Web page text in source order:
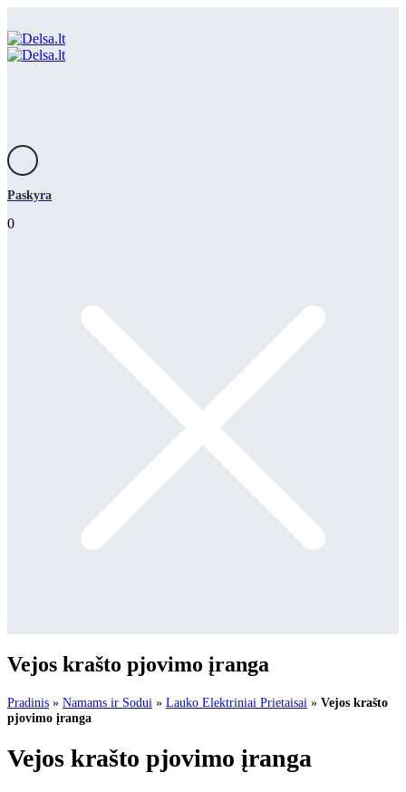
Paskyra
0
Vejos krašto pjovimo įranga
Pradinis » Namams ir Sodui » Lauko Elektriniai Prietaisai » Vejos krašto
pjovimo įranga
Vejos krašto pjovimo įranga